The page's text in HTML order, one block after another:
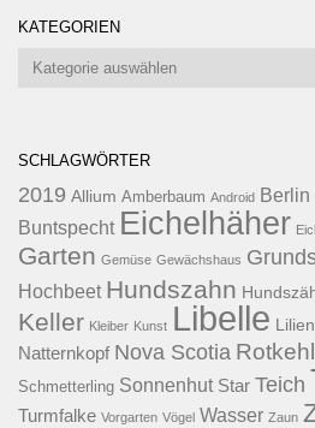
KATEGORIEN
Kategorien
SCHLAGWÖRTER
2019 Allium Amberbaum Android Berlin
Buntspecht Eichelhäher
Garten Gemüse Gewächshaus
Hochbeet Hundszahn
Keller Kleiber Kunst Libelle Lilien
Natternkopf Nova Scotia
Schmetterling Sonnenhut Star Teich
Turmfalke Vorgarten Vögel Wasser Zaun